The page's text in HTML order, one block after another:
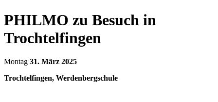
PHILMO zu Besuch in
Trochtelfingen
Montag 31. März 2025
Trochtelfingen, Werdenbergschule